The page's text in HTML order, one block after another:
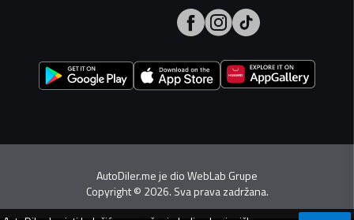
AutoDiler.me je dioWebLab Grupe
Copyright© 2026. Sva prava zadržana.